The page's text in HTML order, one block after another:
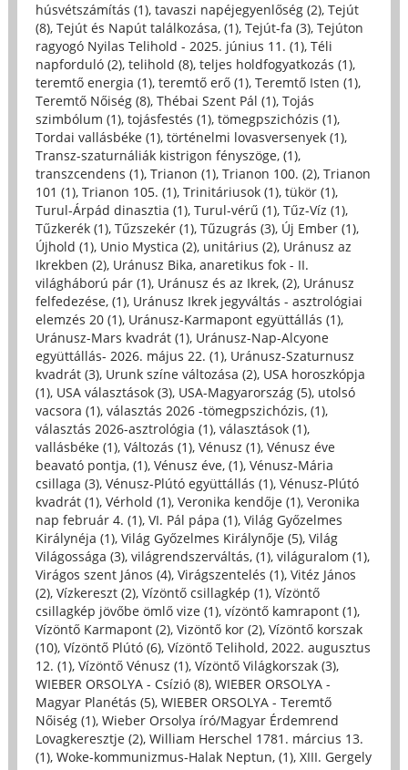
húsvétszámítás (1), tavaszi napéjegyenlőség (2), Tejút
(8), Tejút és Napút találkozása, (1), Tejút-fa (3), Tejúton
ragyogó Nyilas Telihold - 2025. június 11. (1), Téli
napforduló (2), telihold (8), teljes holdfogyatkozás (1),
teremtő energia (1), teremtő erő (1), Teremtő Isten (1),
Teremtő Nőiség (8), Thébai Szent Pál (1), Tojás
szimbólum (1), tojásfestés (1), tömegpszichózis (1),
Tordai vallásbéke (1), történelmi lovasversenyek (1),
Transz-szaturnáliák kistrigon fényszöge, (1),
transzcendens (1), Trianon (1), Trianon 100. (2), Trianon
101 (1), Trianon 105. (1), Trinitáriusok (1), tükör (1),
Turul-Árpád dinasztia (1), Turul-vérű (1), Tűz-Víz (1),
Tűzkerék (1), Tűzszekér (1), Tűzugrás (3), Új Ember (1),
Újhold (1), Unio Mystica (2), unitárius (2), Uránusz az
Ikrekben (2), Uránusz Bika, anaretikus fok - II.
világháború pár (1), Uránusz és az Ikrek, (2), Uránusz
felfedezése, (1), Uránusz Ikrek jegyváltás - asztrológiai
elemzés 20 (1), Uránusz-Karmapont együttállás (1),
Uránusz-Mars kvadrát (1), Uránusz-Nap-Alcyone
együttállás- 2026. május 22. (1), Uránusz-Szaturnusz
kvadrát (3), Urunk színe változása (2), USA horoszkópja
(1), USA választások (3), USA-Magyarország (5), utolsó
vacsora (1), választás 2026 -tömegpszichózis, (1),
választás 2026-asztrológia (1), választások (1),
vallásbéke (1), Változás (1), Vénusz (1), Vénusz éve
beavató pontja, (1), Vénusz éve, (1), Vénusz-Mária
csillaga (3), Vénusz-Plútó együttállás (1), Vénusz-Plútó
kvadrát (1), Vérhold (1), Veronika kendője (1), Veronika
nap február 4. (1), VI. Pál pápa (1), Világ Győzelmes
Királynéja (1), Világ Győzelmes Királynője (5), Világ
Világossága (3), világrendszerváltás, (1), világuralom (1),
Virágos szent János (4), Virágszentelés (1), Vitéz János
(2), Vízkereszt (2), Vízöntő csillagkép (1), Vízöntő
csillagkép jövőbe ömlő vize (1), vízöntő kamrapont (1),
Vízöntő Karmapont (2), Vizöntő kor (2), Vízöntő korszak
(10), Vízöntő Plútó (6), Vízöntő Telihold, 2022. augusztus
12. (1), Vízöntő Vénusz (1), Vízöntő Világkorszak (3),
WIEBER ORSOLYA - Csízió (8), WIEBER ORSOLYA -
Magyar Planétás (5), WIEBER ORSOLYA - Teremtő
Nőiség (1), Wieber Orsolya író/Magyar Érdemrend
Lovagkeresztje (2), William Herschel 1781. március 13.
(1), Woke-kommunizmus-Halak Neptun, (1), XIII. Gergely